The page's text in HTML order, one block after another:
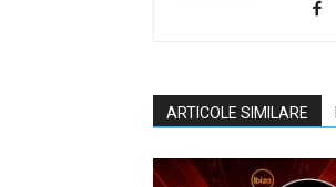
ARTICOLE SIMILARE